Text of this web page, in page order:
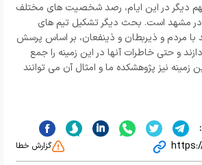
دیگر در این ایام، رصد شخصیت های مختلف
در مشهد است. بحث دیگر تشکیل تیم های
با مردم و ذیربطان و ذینفعان، بر اساس پرسش
و حتی خاطرات آنها در این زمینه را جمع
زمینه نیز پژوهشکده ما و امثال آن می توانند
گزارش خطا